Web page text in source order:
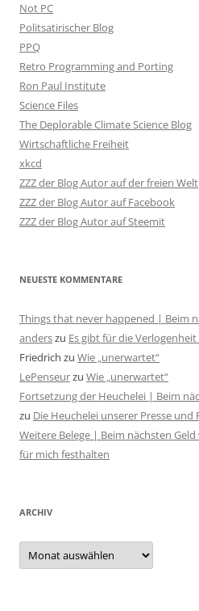
Not PC
Politsatirischer Blog
PPQ
Retro Programming and Porting
Ron Paul Institute
Science Files
The Deplorable Climate Science Blog
Wirtschaftliche Freiheit
xkcd
ZZZ der Blog Autor auf der freien Welt
ZZZ der Blog Autor auf Facebook
ZZZ der Blog Autor auf Steemit
NEUESTE KOMMENTARE
Things that never happened | Beim
anderszu Es gibt für die
Friedrich zu Wie „unerwartet“
LePenseurzu Wie „unerwartet“
Fortsetzung der Heuchelei | Beim
zu Die Heuchelei unserer Presse und
Weitere Belege | Beim nächsten
für mich festhalten
ARCHIV
Archiv